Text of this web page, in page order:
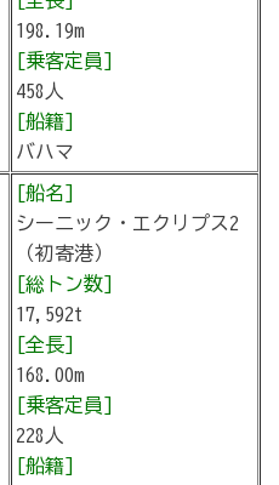
198.19m
[乗客定員]
458人
[船籍]
バハマ
[船名]
シーニック・エクリプス2
（初寄港）
[総トン数]
17,592t
[全長]
168.00m
[乗客定員]
228人
[船籍]